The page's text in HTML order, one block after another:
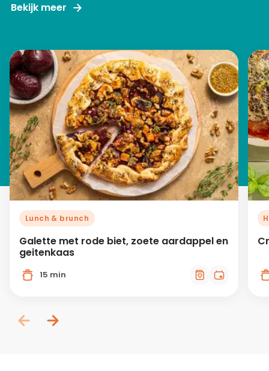
Bekijk meer
Lunch & brunch
Galette met rode biet, zoete aardappel en
geitenkaas
15 min